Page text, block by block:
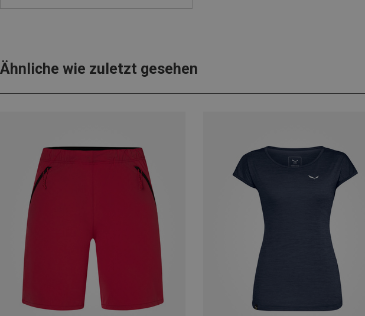
Ähnliche wie zuletzt gesehen